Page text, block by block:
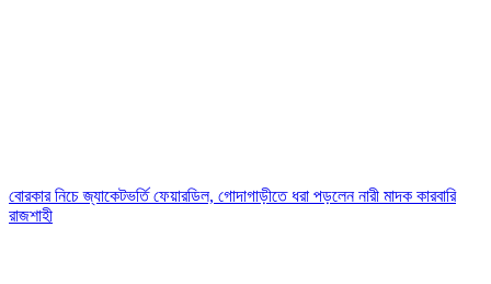
বোরকার নিচে জ্যাকেটভর্তি ফেয়ারডিল, গোদাগাড়ীতে ধরা পড়লেন নারী মাদক কারবারি
রাজশাহী